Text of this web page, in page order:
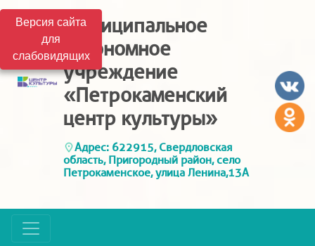
Версия сайта
для
слабовидящих
Муниципальное
автономное
учреждение
«Петрокаменский
центр культуры»
Адрес: 622915, Свердловская
область, Пригородный район, село
Петрокаменское, улица Ленина,13А